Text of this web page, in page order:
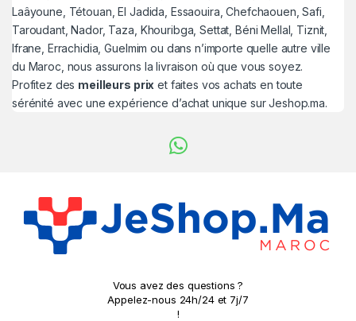
Laâyoune, Tétouan, El Jadida, Essaouira, Chefchaouen, Safi,
Taroudant, Nador, Taza, Khouribga, Settat, Béni Mellal, Tiznit,
Ifrane, Errachidia, Guelmim ou dans n’importe quelle autre ville
du Maroc, nous assurons la livraison où que vous soyez.
Profitez des meilleurs prix et faites vos achats en toute
sérénité avec une expérience d’achat unique sur Jeshop.ma.
Vous avez des questions ?
Appelez-nous 24h/24 et 7j/7
!